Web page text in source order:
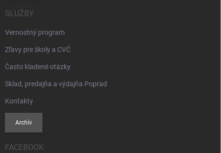
SLUŽBY
Vernostný program
Zľavy pre školy a CVČ
Často kladené otázky
Sklad, predajňa a výdajňa Poprad
Kontakty
Archív
FACEBOOK